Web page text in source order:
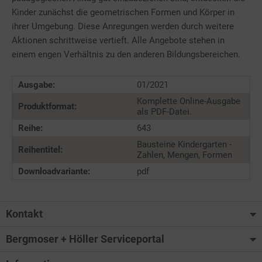
Kinder zunächst die geometrischen Formen und Körper in
ihrer Umgebung. Diese Anregungen werden durch weitere
Aktionen schrittweise vertieft. Alle Angebote stehen in
einem engen Verhältnis zu den anderen Bildungsbereichen.
Ausgabe: 01/2021
Produktformat:
Komplette Online-Ausgabe
als PDF-Datei.
Reihe:
643
Reihentitel:
Bausteine Kindergarten -
Zahlen, Mengen, Formen
Downloadvariante:
pdf
Kontakt
Bergmoser + Höller Serviceportal